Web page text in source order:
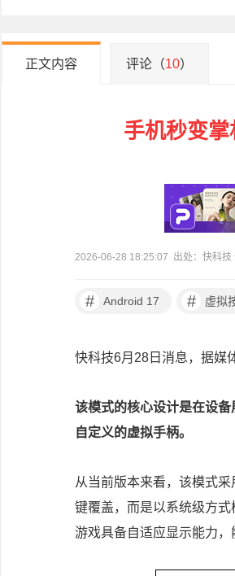
正文内容 评论（10）
手机秒变
2026-06-28 18:25:07 出处：快科技
# Android 17 # 虚拟
快科技6月28日消息，据媒
该模式的核心设计是在设
自定义的虚拟手柄。
从当前版本来看，该模式
键覆盖，而是以系统级方
游戏具备自适应显示能力，